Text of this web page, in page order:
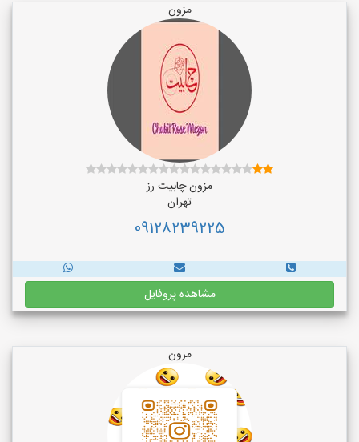
مزون
مزون چابیت رز
تهران
09128239225
مشاهده پروفایل
مزون